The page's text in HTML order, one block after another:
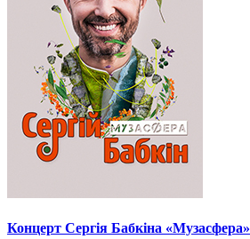
Концерт Сергія Бабкіна «Музасфера»